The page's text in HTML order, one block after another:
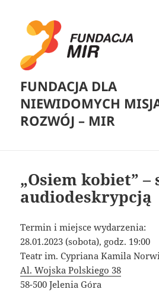
FUNDACJA DLA
NIEWIDOMYCH
ROZWÓJ – MIR
„Osiem kobiet”
audiodeskrypcją
Termin i miejsce wydarzenia:
28.01.2023 (sobota), godz. 19:00
Teatr im. Cypriana Kamila
Al. Wojska Polskiego 38
58-500 Jelenia Góra